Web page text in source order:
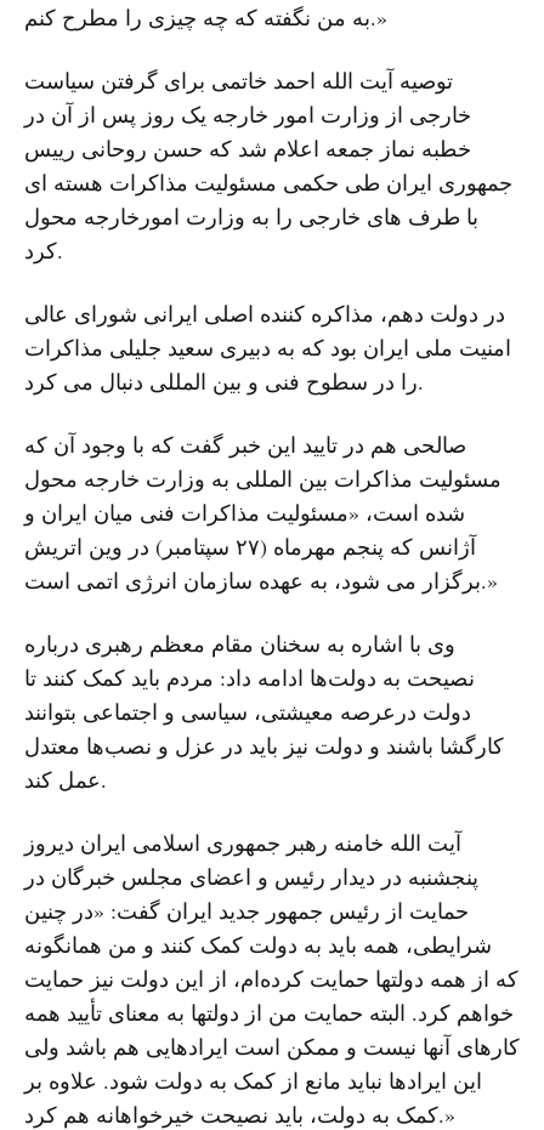
به من نگفته که چه چیزی را مطرح کنم.»
توصیه آیت الله احمد خاتمی برای گرفتن سیاست
خارجی از وزارت امور خارجه یک روز پس از آن در
خطبه نماز جمعه اعلام شد که حسن روحانی رییس
جمهوری ایران طی حکمی مسئولیت مذاکرات هسته ای
با طرف های خارجی را به وزارت امورخارجه محول
کرد.
در دولت دهم، مذاکره کننده اصلی ایرانی شورای عالی
امنیت ملی ایران بود که به دبیری سعید جلیلی مذاکرات
را در سطوح فنی و بین المللی دنبال می کرد.
صالحی هم در تایید این خبر گفت که با وجود آن که
مسئولیت مذاکرات بین المللی به وزارت خارجه محول
شده است، «مسئولیت مذاکرات فنی میان ایران و
آژانس که پنجم مهرماه (۲۷ سپتامبر) در وین اتریش
برگزار می شود، به عهده سازمان انرژی اتمی است.»
وی با اشاره به سخنان مقام معظم رهبری درباره
نصیحت به دولت‌ها ادامه داد: مردم باید کمک کنند تا
دولت درعرصه معیشتی، سیاسی و اجتماعی بتوانند
کارگشا باشند و دولت نیز باید در عزل و نصب‌ها معتدل
عمل کند.
آیت الله خامنه رهبر جمهوری اسلامی ایران دیروز
پنجشنبه در دیدار رئیس و اعضای مجلس خبرگان در
حمایت از رئیس جمهور جدید ایران گفت: «در چنین
شرایطی، همه باید به دولت کمک کنند و من همانگونه
که از همه دولتها حمایت کرده‌ام، از این دولت نیز حمایت
خواهم کرد. البته حمایت من از دولتها به معنای تأیید همه
کارهای آنها نیست و ممکن است ایرادهایی هم باشد ولی
این ایرادها نباید مانع از کمک به دولت شود. علاوه بر
کمک به دولت، باید نصیحت خیرخواهانه هم کرد.»